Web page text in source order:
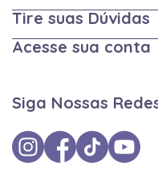
Tire suas Dúvidas
Acesse sua conta
Siga Nossas